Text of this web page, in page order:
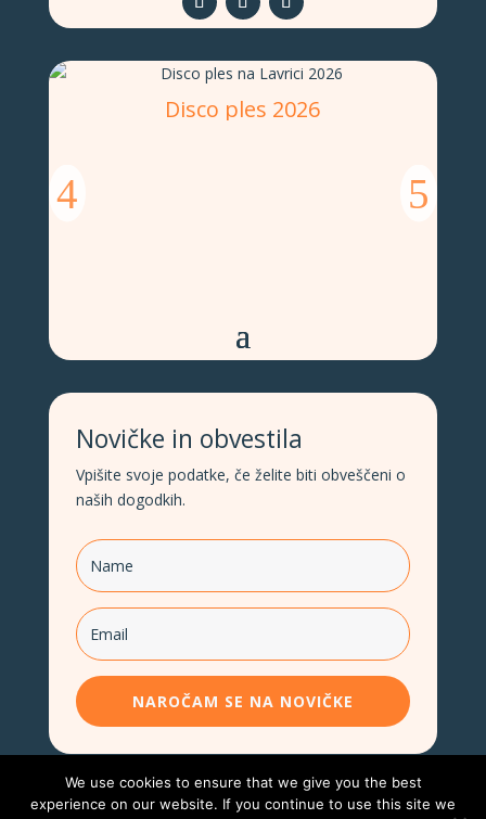
Disco ples 2026
Novičke in obvestila
Vpišite svoje podatke, če želite biti obveščeni o
naših dogodkih.
NAROČAM SE NA NOVIČKE
We use cookies to ensure that we give you the best
experience on our website. If you continue to use this site we